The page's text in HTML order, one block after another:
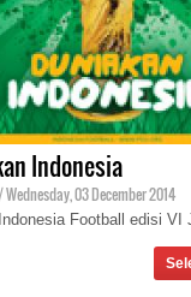
Indonesia
Wednesday, 03 December 2014
Football edisi VI